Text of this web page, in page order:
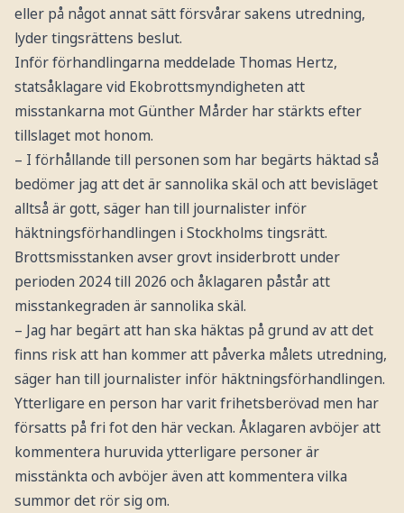
eller på något annat sätt försvårar sakens utredning,
lyder tingsrättens beslut.
Inför förhandlingarna meddelade Thomas Hertz,
statsåklagare vid Ekobrottsmyndigheten att
misstankarna mot Günther Mårder har stärkts efter
tillslaget mot honom.
– I förhållande till personen som har begärts häktad så
bedömer jag att det är sannolika skäl och att bevisläget
alltså är gott, säger han till journalister inför
häktningsförhandlingen i Stockholms tingsrätt.
Brottsmisstanken avser grovt insiderbrott under
perioden 2024 till 2026 och åklagaren påstår att
misstankegraden är sannolika skäl.
– Jag har begärt att han ska häktas på grund av att det
finns risk att han kommer att påverka målets utredning,
säger han till journalister inför häktningsförhandlingen.
Ytterligare en person har varit frihetsberövad men har
försatts på fri fot den här veckan. Åklagaren avböjer att
kommentera huruvida ytterligare personer är
misstänkta och avböjer även att kommentera vilka
summor det rör sig om.